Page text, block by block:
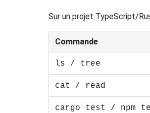
Sur un projet TypeScript/
Commande
ls / tree
cat / read
cargo test / npm